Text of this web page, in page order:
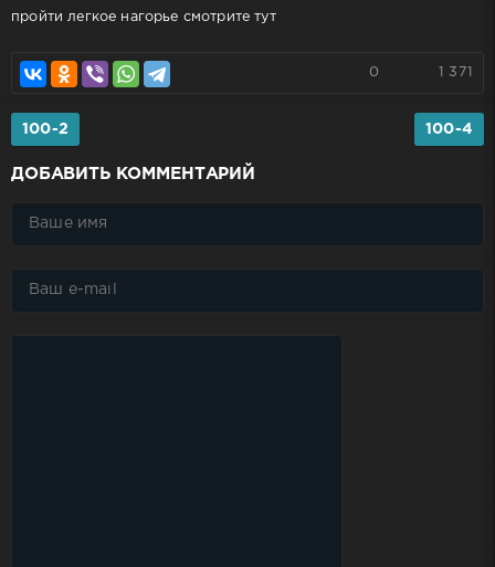
пройти легкое нагорье смотрите тут
0 1 371
100-2 100-4
ДОБАВИТЬ КОММЕНТАРИЙ